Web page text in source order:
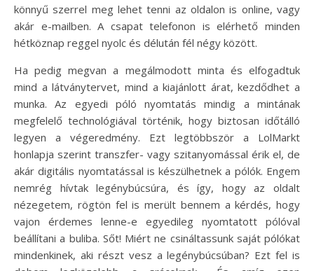
könnyű szerrel meg lehet tenni az oldalon is online, vagy
akár e-mailben. A csapat telefonon is elérhető minden
hétköznap reggel nyolc és délután fél négy között.
Ha pedig megvan a megálmodott minta és elfogadtuk
mind a látványtervet, mind a kiajánlott árat, kezdődhet a
munka. Az egyedi póló nyomtatás mindig a mintának
megfelelő technológiával történik, hogy biztosan időtálló
legyen a végeredmény. Ezt legtöbbször a LolMarkt
honlapja szerint transzfer- vagy szitanyomással érik el, de
akár digitális nyomtatással is készülhetnek a pólók. Engem
nemrég hívtak legénybúcsúra, és így, hogy az oldalt
nézegetem, rögtön fel is merült bennem a kérdés, hogy
vajon érdemes lenne-e egyedileg nyomtatott pólóval
beállítani a buliba. Sőt! Miért ne csináltassunk saját pólókat
mindenkinek, aki részt vesz a legénybúcsúban? Ezt fel is